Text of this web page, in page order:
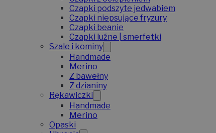
Czapki podszyte jedwabiem
Czapki niepsujące fryzury
Czapki beanie
Czapki luźne | smerfetki
Szale i kominy
Handmade
Merino
Z bawełny
Z dzianiny
Rękawiczki
Handmade
Merino
Opaski